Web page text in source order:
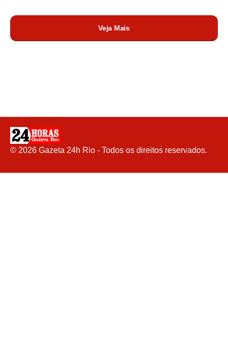
Veja Mais
© 2026 Gazeta 24h Rio - Todos os direitos reservados.